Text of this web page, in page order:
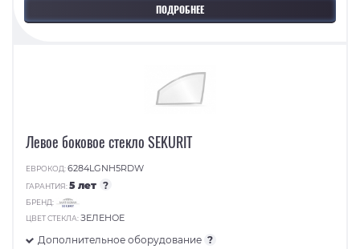
ПОДРОБНЕЕ
Левое боковое стекло SEKURIT
ЕВРОКОД:6284LGNH5RDW
ГАРАНТИЯ:5 лет ?
БРЕНД:
ЦВЕТ СТЕКЛА:ЗЕЛЕНОЕ
Дополнительное оборудование ?